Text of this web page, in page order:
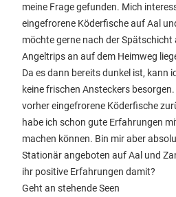
meine Frage gefunden. Mich
eingefrorene Köderfische auf Aal
möchte gerne nach der
Angeltrips an auf dem Heimweg
Da es dann bereits dunkel ist, kann
keine frischen Ansteckers
vorher eingefrorene Köderfische
habe ich schon gute Erfahrungen
machen können. Bin mir aber
Stationär angeboten auf Aal und
ihr positive Erfahrungen damit?
Geht an stehende Seen